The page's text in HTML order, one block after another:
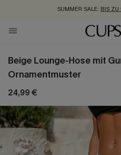
SUMMER SALE: BIS
ZUM NEWSLETTER:BIS ZU -
KOSTENLOSER
Beige Lounge-Hose mit
Ornamentmuster
24,99 €